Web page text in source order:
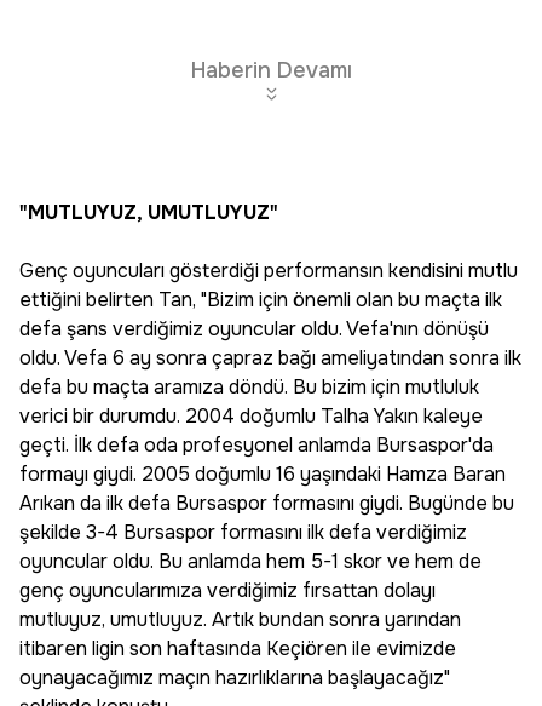
Haberin Devamı
"MUTLUYUZ, UMUTLUYUZ"
Genç oyuncuları gösterdiği performansın kendisini mutlu
ettiğini belirten Tan, "Bizim için önemli olan bu maçta ilk
defa şans verdiğimiz oyuncular oldu. Vefa'nın dönüşü
oldu. Vefa 6 ay sonra çapraz bağı ameliyatından sonra ilk
defa bu maçta aramıza döndü. Bu bizim için mutluluk
verici bir durumdu. 2004 doğumlu Talha Yakın kaleye
geçti. İlk defa oda profesyonel anlamda Bursaspor'da
formayı giydi. 2005 doğumlu 16 yaşındaki Hamza Baran
Arıkan da ilk defa Bursaspor formasını giydi. Bugünde bu
şekilde 3-4 Bursaspor formasını ilk defa verdiğimiz
oyuncular oldu. Bu anlamda hem 5-1 skor ve hem de
genç oyuncularımıza verdiğimiz fırsattan dolayı
mutluyuz, umutluyuz. Artık bundan sonra yarından
itibaren ligin son haftasında Keçiören ile evimizde
oynayacağımız maçın hazırlıklarına başlayacağız"